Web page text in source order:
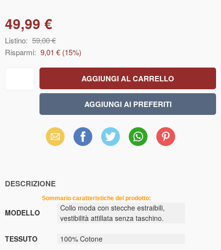
49,99 €
Listino: 59,00 €
Risparmi: 9,01 € (15%)
Email Facebook X WhatsAppPinterest
DESCRIZIONE
Sommario caratteristiche del prodotto:
MODELLO
Collo moda con stecche estraibili,
vestibilità attillata senza taschino.
TESSUTO 100% Cotone